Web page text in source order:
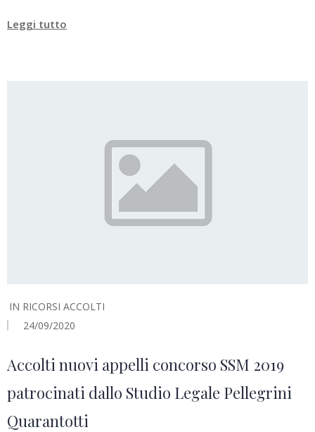
Leggi tutto
IN RICORSI ACCOLTI
24/09/2020
Accolti nuovi appelli concorso SSM 2019
patrocinati dallo Studio Legale Pellegrini
Quarantotti